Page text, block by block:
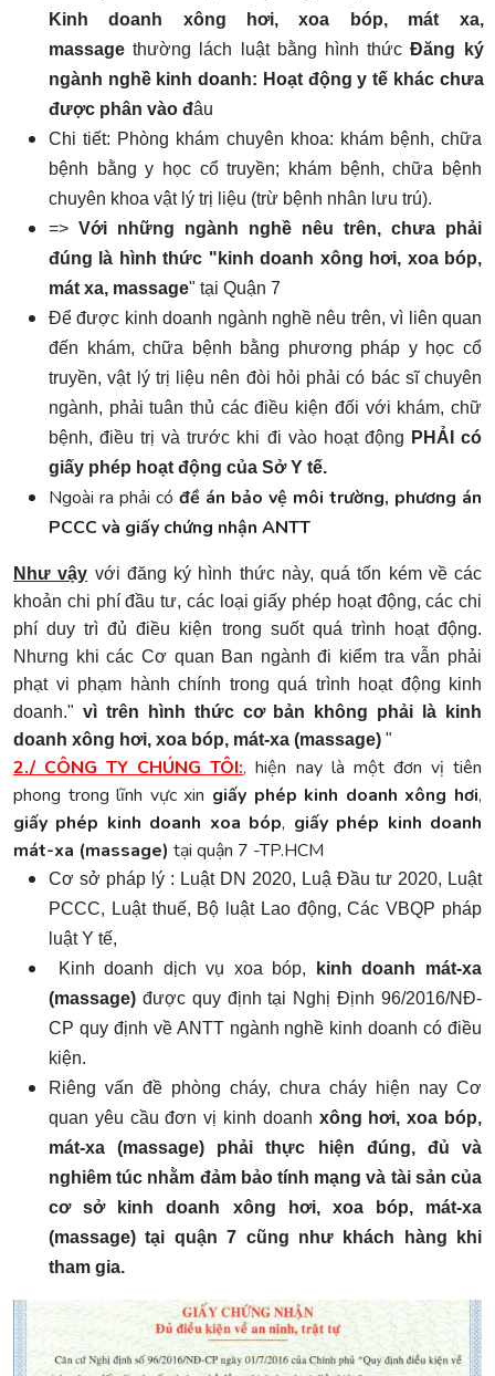
Kinh doanh xông hơi, xoa bóp, mát xa,
massagethường lách luật bằng hình thức Đăng ký
ngành nghề kinh doanh: Hoạt động y tế khác chưa
được phân vào đâu
Chi tiết: Phòng khám chuyên khoa: khám bệnh, chữa
bệnh bằng y học cổ truyền; khám bệnh, chữa bệnh
chuyên khoa vật lý trị liệu (trừ bệnh nhân lưu trú).
=> Với những ngành nghề nêu trên, chưa phải
đúng là hình thức "kinh doanh xông hơi, xoa bóp,
mát xa, massage" tại Quận 7
Để được kinh doanh ngành nghề nêu trên, vì liên quan
đến khám, chữa bệnh bằng phương pháp y học cổ
truyền, vật lý trị liệu nên đòi hỏi phải có bác sĩ chuyên
ngành, phải tuân thủ các điều kiện đối với khám, chữ
bệnh, điều trị và trước khi đi vào hoạt động PHẢI có
giấy phép hoạt động của Sở Y tế.
Ngoài ra phải có đề án bảo vệ môi trường, phương án
PCCC và giấy chứng nhận ANTT
Như vậy với đăng ký hình thức này, quá tốn kém về các
khoản chi phí đầu tư, các loại giấy phép hoạt động, các chi
phí duy trì đủ điều kiện trong suốt quá trình hoạt động.
Nhưng khi các Cơ quan Ban ngành đi kiểm tra vẫn phải
phạt vi phạm hành chính trong quá trình hoạt động kinh
doanh." vì trên hình thức cơ bản không phải là kinh
doanh xông hơi, xoa bóp, mát-xa (massage) "
2./ CÔNG TY CHÚNG TÔI:, hiện nay là một đơn vị tiên
phong trong lĩnh vực xin giấy phép kinh doanh xông hơi,
giấy phép kinh doanh xoa bóp, giấy phép kinh doanh
mát-xa (massage) tại quận 7 -TP.HCM
Cơ sở pháp lý : Luật DN 2020, Luậ Đầu tư 2020, Luật
PCCC, Luật thuế, Bộ luật Lao động, Các VBQP pháp
luật Y tế,
Kinh doanh dịch vụ xoa bóp,
kinh doanh mát-xa
(massage) được quy định tại Nghị Định 96/2016/NĐ-
CP quy định về ANTT ngành nghề kinh doanh có điều
kiện.
Riêng vấn đề phòng cháy, chưa cháy hiện nay Cơ
quan yêu cầu đơn vị kinh doanh xông hơi, xoa bóp,
mát-xa (massage) phải thực hiện đúng, đủ và
nghiêm túc nhằm đảm bảo tính mạng và tài sản của
cơ sở kinh doanh xông hơi, xoa bóp, mát-xa
(massage) tại quận 7 cũng như khách hàng khi
tham gia.